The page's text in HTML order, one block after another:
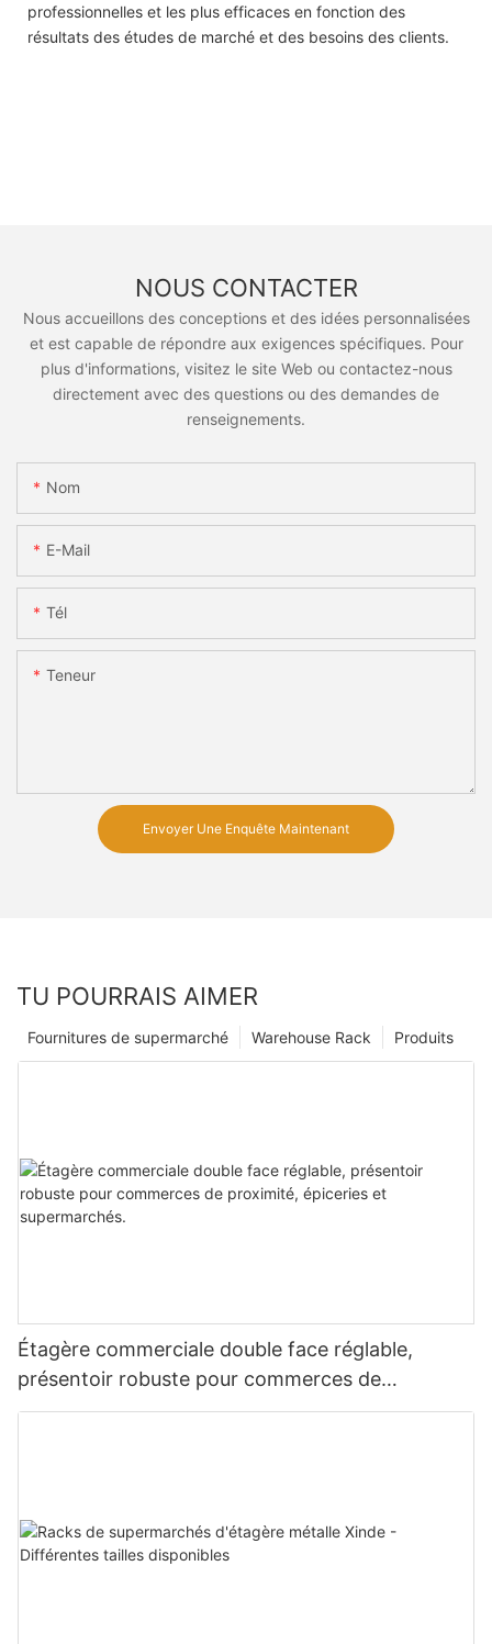
professionnelles et les plus efficaces en fonction des
résultats des études de marché et des besoins des clients.
NOUS CONTACTER
Nous accueillons des conceptions et des idées personnalisées
et est capable de répondre aux exigences spécifiques. Pour
plus d'informations, visitez le site Web ou contactez-nous
directement avec des questions ou des demandes de
renseignements.
Nom
E-Mail
Tél
Teneur
Envoyer Une Enquête Maintenant
TU POURRAIS AIMER
Produits
Warehouse Rack
Fournitures de supermarché
Étagère commerciale double face réglable,
présentoir robuste pour commerces de
proximité, épiceries et supermarchés.